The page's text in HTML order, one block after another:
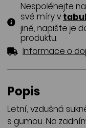
Nespoléhejte
své míry v
jiné, napište je
produktu.
Informace o
Popis
Letní, vzdušná
s gumou. Na